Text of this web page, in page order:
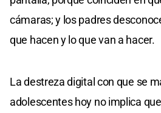
cámaras; y los padres
que hacen y lo que van a hacer.
La destreza digital con que se
adolescentes hoy no implica